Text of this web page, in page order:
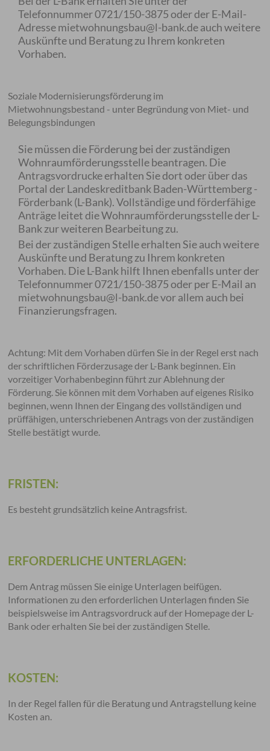
Telefonnummer 0721/150-3875 oder der E-Mail-
Adresse mietwohnungsbau@l-bank.de auch weitere
Auskünfte und Beratung zu Ihrem konkreten
Vorhaben.
Soziale Modernisierungsförderung im
Mietwohnungsbestand - unter Begründung von Miet- und
Belegungsbindungen
Sie müssen die Förderung bei der zuständigen
Wohnraumförderungsstelle beantragen. Die
Antragsvordrucke erhalten Sie dort oder über das
Portal der Landeskreditbank Baden-Württemberg -
Förderbank (L-Bank). Vollständige und förderfähige
Anträge leitet die Wohnraumförderungsstelle der L-
Bank zur weiteren Bearbeitung zu.
Bei der zuständigen Stelle erhalten Sie auch weitere
Auskünfte und Beratung zu Ihrem konkreten
Vorhaben. Die L-Bank hilft Ihnen ebenfalls unter der
Telefonnummer 0721/150-3875 oder per E-Mail an
mietwohnungsbau@l-bank.de vor allem auch bei
Finanzierungsfragen.
Achtung: Mit dem Vorhaben dürfen Sie in der Regel erst nach
der schriftlichen Förderzusage der L-Bank beginnen. Ein
vorzeitiger Vorhabenbeginn führt zur Ablehnung der
Förderung. Sie können mit dem Vorhaben auf eigenes Risiko
beginnen, wenn Ihnen der Eingang des vollständigen und
prüffähigen, unterschriebenen Antrags von der zuständigen
Stelle bestätigt wurde.
FRISTEN:
Es besteht grundsätzlich keine Antragsfrist.
ERFORDERLICHE UNTERLAGEN:
Dem Antrag müssen Sie einige Unterlagen beifügen.
Informationen zu den erforderlichen Unterlagen finden Sie
beispielsweise im Antragsvordruck auf der Homepage der L-
Bank oder erhalten Sie bei der zuständigen Stelle.
KOSTEN:
In der Regel fallen für die Beratung und Antragstellung keine
Kosten an.